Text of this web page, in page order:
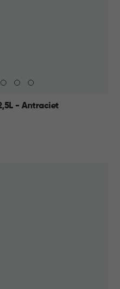
- Antraciet